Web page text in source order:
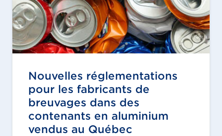
Nouvelles réglementations
pour les fabricants de
breuvages dans des
contenants en aluminium
vendus au Québec